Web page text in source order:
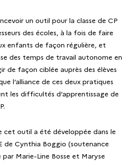
un outil pour la classe de CP
des écoles, à la fois de faire
enfants de façon régulière, et
des temps de travail autonome en
de façon ciblée auprès des élèves
l’alliance de ces deux pratiques
les difficultés d’apprentissage de
cet outil a été développée dans le
de Cynthia Boggio (soutenance
Marie-Line Bosse et Maryse